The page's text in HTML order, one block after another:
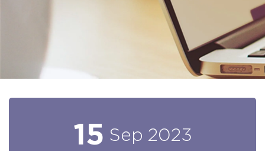
15 Sep 2023